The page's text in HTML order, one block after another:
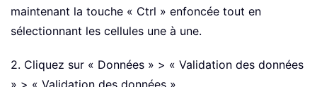
maintenant la touche « Ctrl » enfoncée tout en
sélectionnant les cellules une à une.
2. Cliquez sur « Données » > « Validation des données